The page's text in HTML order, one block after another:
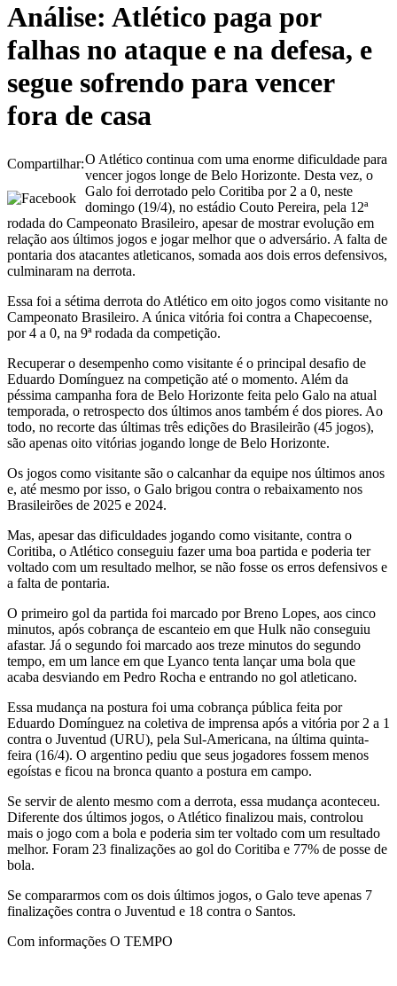
Análise: Atlético paga por
falhas no ataque e na defesa, e
segue sofrendo para vencer
fora de casa
Compartilhar:O Atlético continua com uma enorme dificuldade para
vencer jogos longe de Belo Horizonte. Desta vez, o
Galo foi derrotado pelo Coritiba por 2 a 0, neste
domingo (19/4), no estádio Couto Pereira, pela 12ª
rodada do Campeonato Brasileiro, apesar de mostrar evolução em
relação aos últimos jogos e jogar melhor que o adversário. A falta de
pontaria dos atacantes atleticanos, somada aos dois erros defensivos,
culminaram na derrota.
Essa foi a sétima derrota do Atlético em oito jogos como visitante no
Campeonato Brasileiro. A única vitória foi contra a Chapecoense,
por 4 a 0, na 9ª rodada da competição.
Recuperar o desempenho como visitante é o principal desafio de
Eduardo Domínguez na competição até o momento. Além da
péssima campanha fora de Belo Horizonte feita pelo Galo na atual
temporada, o retrospecto dos últimos anos também é dos piores. Ao
todo, no recorte das últimas três edições do Brasileirão (45 jogos),
são apenas oito vitórias jogando longe de Belo Horizonte.
Os jogos como visitante são o calcanhar da equipe nos últimos anos
e, até mesmo por isso, o Galo brigou contra o rebaixamento nos
Brasileirões de 2025 e 2024.
Mas, apesar das dificuldades jogando como visitante, contra o
Coritiba, o Atlético conseguiu fazer uma boa partida e poderia ter
voltado com um resultado melhor, se não fosse os erros defensivos e
a falta de pontaria.
O primeiro gol da partida foi marcado por Breno Lopes, aos cinco
minutos, após cobrança de escanteio em que Hulk não conseguiu
afastar. Já o segundo foi marcado aos treze minutos do segundo
tempo, em um lance em que Lyanco tenta lançar uma bola que
acaba desviando em Pedro Rocha e entrando no gol atleticano.
Essa mudança na postura foi uma cobrança pública feita por
Eduardo Domínguez na coletiva de imprensa após a vitória por 2 a 1
contra o Juventud (URU), pela Sul-Americana, na última quinta-
feira (16/4). O argentino pediu que seus jogadores fossem menos
egoístas e ficou na bronca quanto a postura em campo.
Se servir de alento mesmo com a derrota, essa mudança aconteceu.
Diferente dos últimos jogos, o Atlético finalizou mais, controlou
mais o jogo com a bola e poderia sim ter voltado com um resultado
melhor. Foram 23 finalizações ao gol do Coritiba e 77% de posse de
bola.
Se compararmos com os dois últimos jogos, o Galo teve apenas 7
finalizações contra o Juventud e 18 contra o Santos.
Com informações O TEMPO